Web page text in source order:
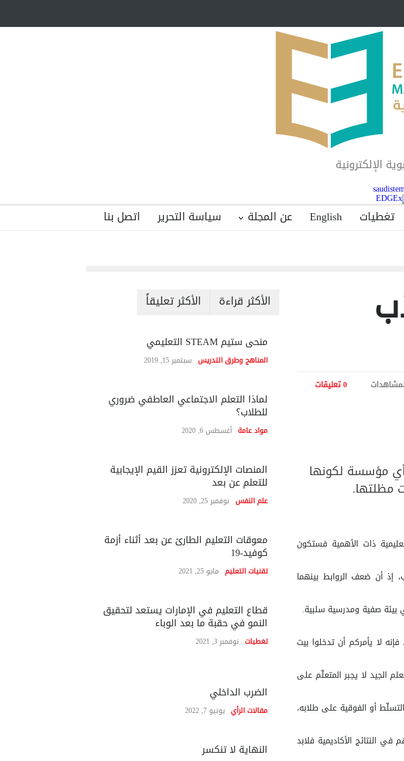
مجتمعية لمجمع تعليمي بالطائف تستهدف الأيتام وأبناء
والمتفوقين
الأطفال بخصوصية الجسد وقاية لا فضول؟
الإلكترونية
تغطيات English عن المجلة سياسة التحرير اتصل بنا
0 تعليقات
أي مؤسسة لكونها
مظلتها.
ذات الأهمية فستكون
إذ أن ضعف الروابط بينهما
بيئة صفية ومدرسية سلبية.
لا يأمركم أن تدخلوا بيت
الجيد لا يجبر المتعلّم على
أو الفوقية على طلابه،
الأكاديمية فلابد
الأكثر قراءة الأكثر تعليقاً
منحى ستيم STEAM التعليمي
المناهج وطرق التدريس سبتمبر 15, 2019
لماذا التعلم الاجتماعي العاطفي ضروري
للطلاب؟
مواد عامة أغسطس 6, 2020
المنصات الإلكترونية تعزز القيم الإيجابية
للتعلم عن بعد
علم النفس نوفمبر 25, 2020
معوقات التعليم الطارئ عن بعد أثناء أزمة
كوفيد-19
تقنيات التعليم مايو 25, 2021
قطاع التعليم في الإمارات يستعد لتحقيق
النمو في حقبة ما بعد الوباء
تغطيات نوفمبر 3, 2021
الضرب الداخلي
مقالات الرأي يونيو 7, 2022
النهاية لا تنكسر